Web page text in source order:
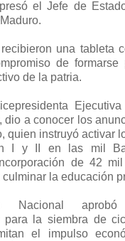
el Jefe de
una tableta
de
de la patria.
dio a conocer los
quien instruyó activar
I y II en las mil
de 42
la educación
Nacional
para la siembra de
el impulso